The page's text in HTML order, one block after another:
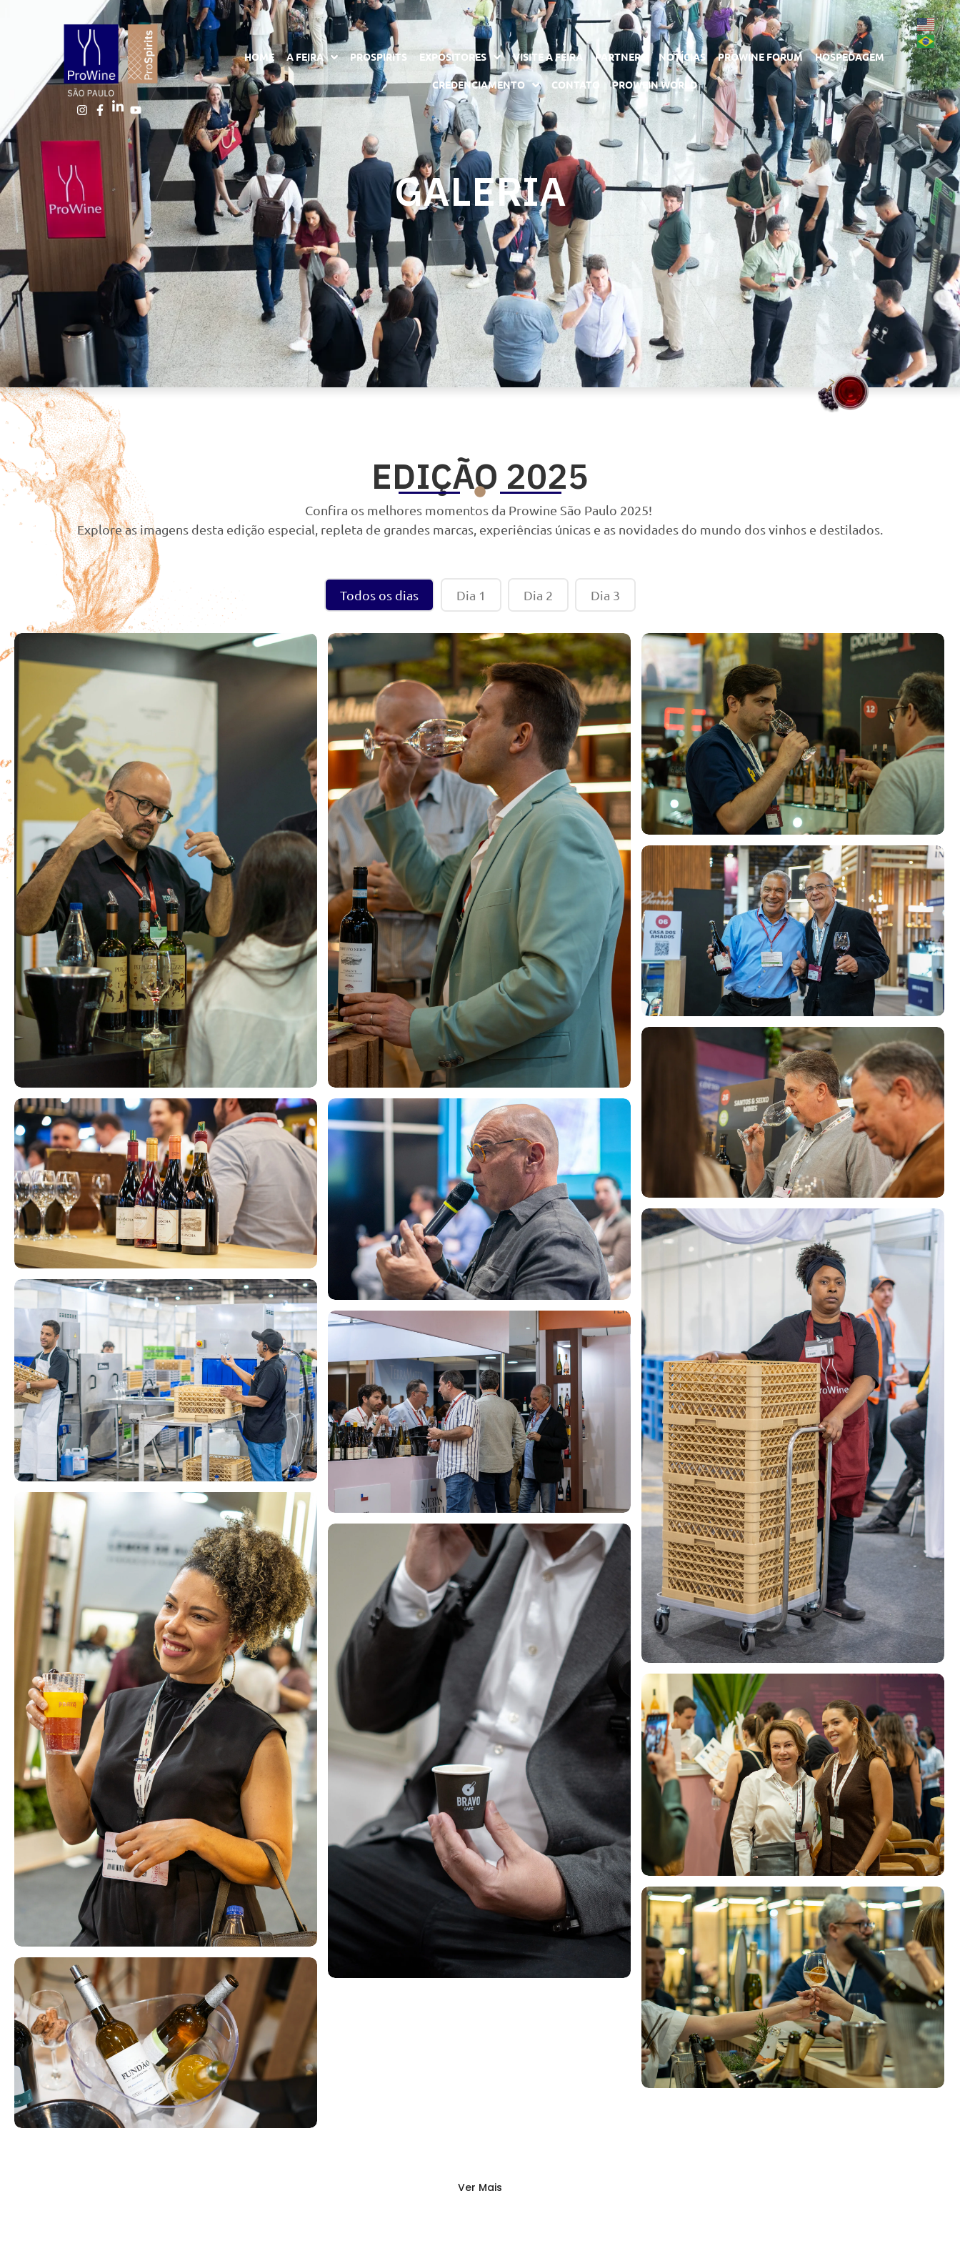
HOME A FEIRA PROSPIRITS EXPOSITORES VISITE A FEIRA PARTNERS NOTÍCIAS PROWINE FORUM HOSPEDAGEM
CREDENCIAMENTO CONTATO PROWEIN WORLD
GALERIA
EDIÇÃO 2025
Confira os melhores momentos da Prowine São Paulo 2025!
Explore as imagens desta edição especial, repleta de grandes marcas, experiências únicas e as novidades do mundo dos vinhos e destilados.
Todos os dias Dia 1 Dia 2 Dia 3
Ver Mais